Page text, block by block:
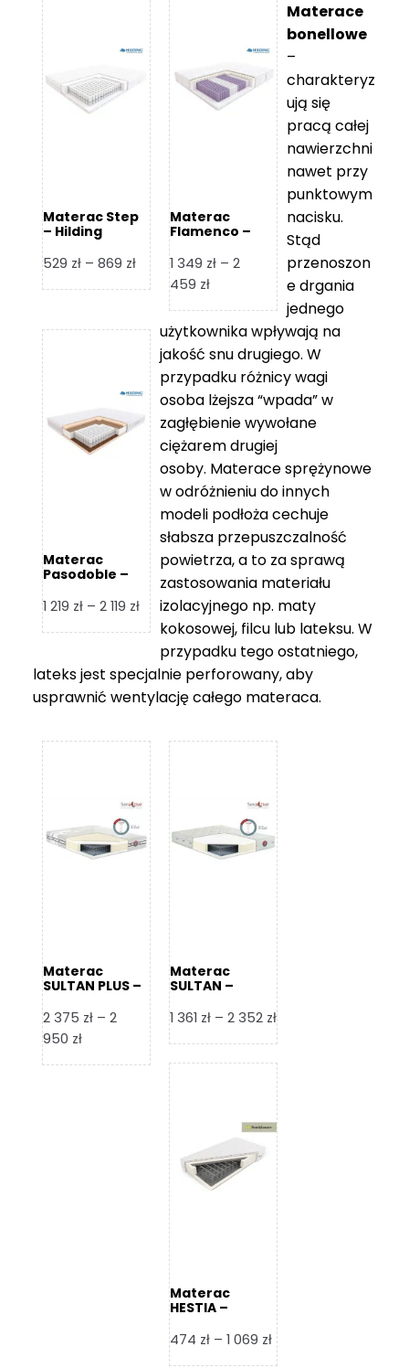
Materac Step
– Hilding
529 zł – 869 złZakres
cen:
529 zł
do
869 zł
Materac
Flamenco –
1 349 zł – 2
459 złZakres
od
1
349 zł
2
459 zł
Materac
Pasodoble –
1 219 zł – 2 119 złZakres
cen:
1
219 zł
do
119 zł
Materace
bonellowe
–
charakteryz
ują się
pracą całej
nawierzchni
nawet przy
punktowym
nacisku.
Stąd
przenoszon
e drgania
jednego
użytkownika wpływają na
jakość snu drugiego. W
przypadku różnicy wagi
osoba lżejsza “wpada” w
zagłębienie wywołane
ciężarem drugiej
osoby. Materace sprężynowe
w odróżnieniu do innych
modeli podłoża cechuje
słabsza przepuszczalność
powietrza, a to za sprawą
zastosowania materiału
izolacyjnego np. maty
kokosowej, filcu lub lateksu. W
przypadku tego ostatniego,
lateks jest specjalnie perforowany, aby
usprawnić wentylację całego materaca.
Materac
SULTAN PLUS –
2 375 zł – 2
950 złZakres
Materac
SULTAN –
1 361 zł – 2 352 złZakres
cen:
od
1
361 zł
do
2
352 zł
Materac
HESTIA –
474 zł – 1 069 złZakres
cen: